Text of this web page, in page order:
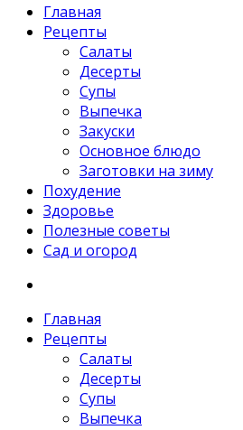
Главная
Рецепты
Салаты
Десерты
Супы
Выпечка
Закуски
Основное блюдо
Заготовки на зиму
Похудение
Здоровье
Полезные советы
Сад и огород
Главная
Рецепты
Салаты
Десерты
Супы
Выпечка